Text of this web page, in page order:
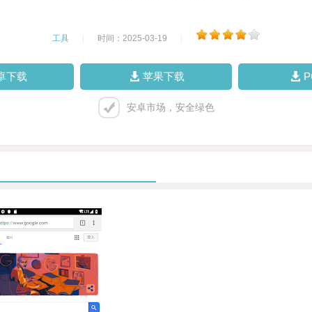
工具 时间：2025-03-19
下载 苹果下载
安卓市场，安全绿色